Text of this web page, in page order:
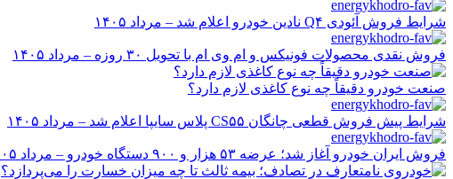
شرایط فروش آئودی Q۴ نادین خودرو اعلام شد – مرداد ۱۴۰۵
فروش نقدی محصولات فونیکس و ام وی ام با تحویل ۳۰ روزه – مرداد ۱۴۰۵
صنعت خودرو دقیقاً چه نوع کاغذی لازم دارد؟
شرایط پیش فروش قطعی چانگان CS۵۵ پلاس سایپا اعلام شد – مرداد ۱۴۰۵
فروش ایران خودرو آغاز شد؛ عرضه ۵۳ هزار و ۹۰۰ دستگاه خودرو – مرداد ۱۴۰۵